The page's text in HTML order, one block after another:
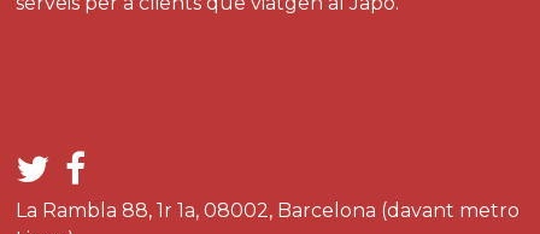
La Rambla 88, 1r 1a, 08002, Barcelona (davant metro